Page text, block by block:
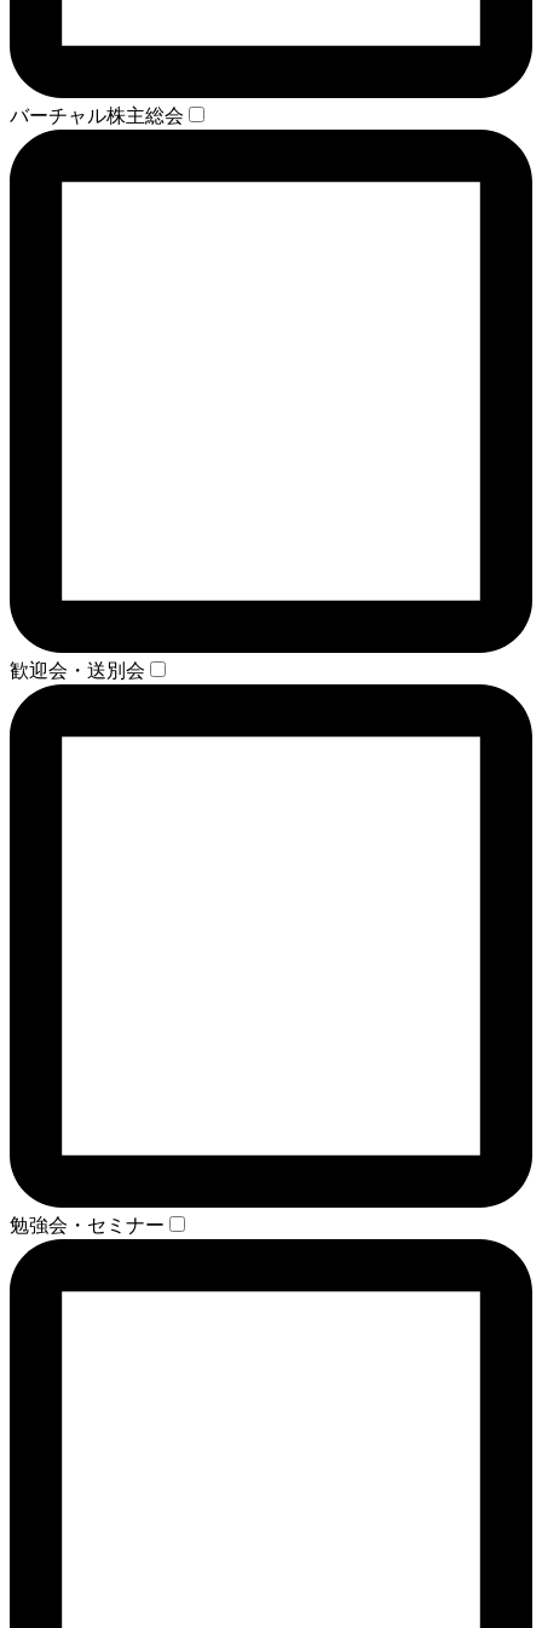
バーチャル株主総会
歓迎会・送別会
勉強会・セミナー